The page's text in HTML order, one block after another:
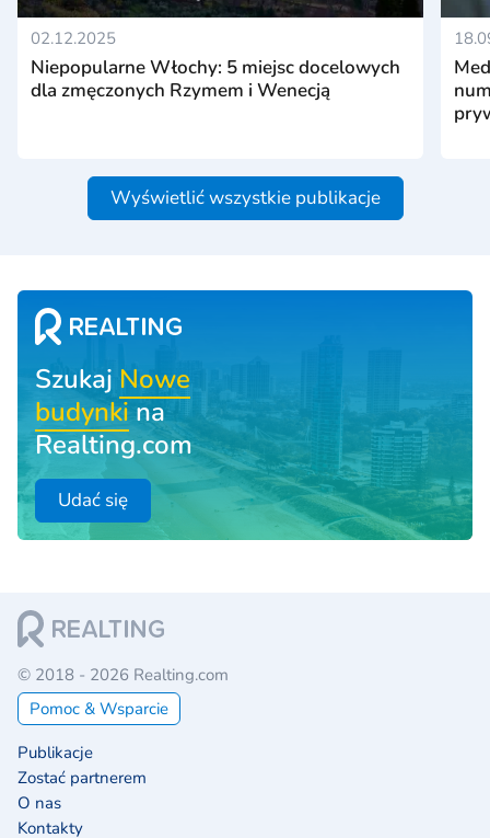
02.12.2025
Niepopularne Włochy: 5 miejsc docelowych
dla zmęczonych Rzymem i Wenecją
Wyświetlić wszystkie publikacje
Szukaj Nowe
budynkina
Realting.com
Udać się
© 2018 - 2026 Realting.com
Pomoc & Wsparcie
Publikacje
Zostać partnerem
O nas
Kontakty